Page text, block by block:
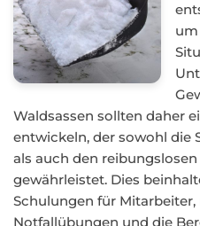
Waldsassen sollten daher
entwickeln, der sowohl die
als auch den
gewährleistet. Dies
Schulungen für
Notfallübungen und die